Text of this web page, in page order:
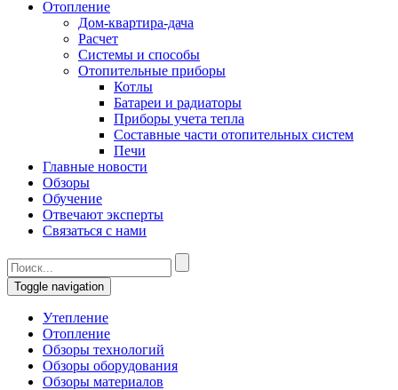
Отопление
Дом-квартира-дача
Расчет
Системы и способы
Отопительные приборы
Котлы
Батареи и радиаторы
Приборы учета тепла
Составные части отопительных систем
Печи
Главные новости
Обзоры
Обучение
Отвечают эксперты
Связаться с нами
Toggle navigation
Утепление
Отопление
Обзоры технологий
Обзоры оборудования
Обзоры материалов